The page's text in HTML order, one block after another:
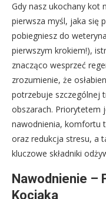
Gdy nasz ukochany kot
pierwsza myśl, jaka się
pobiegniesz do
pierwszym krokiem!),
znacząco wesprzeć
zrozumienie, że
potrzebuje szczególnej
obszarach. Priorytetem
nawodnienia, komfortu
oraz redukcja stresu, a
kluczowe składniki
Nawodnienie –
Kociaka